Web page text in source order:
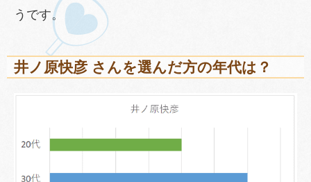
うです。
井ノ原快彦 さんを選んだ方の年代は？